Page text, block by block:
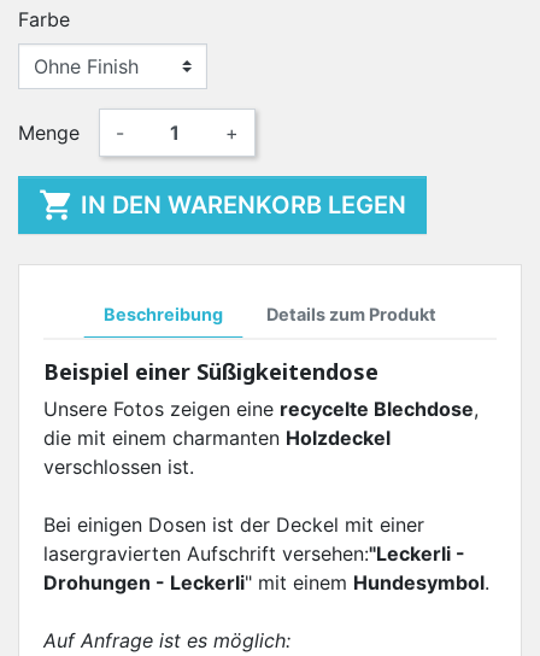
Farbe
Menge - +
 IN DEN WARENKORB LEGEN
Beschreibung Details zum Produkt
Beispiel einer Süßigkeitendose
Unsere Fotos zeigen eine recycelte Blechdose,
die mit einem charmanten Holzdeckel
verschlossen ist.
Bei einigen Dosen ist der Deckel mit einer
lasergravierten Aufschrift versehen:"Leckerli -
Drohungen - Leckerli" mit einem Hundesymbol.
Auf Anfrage ist es möglich: